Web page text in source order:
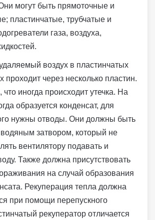
могут быть прямоточные и
пластинчатые, трубчатые и
газа, воздуха,
воздух в пластинчатых
проходит через несколько пластин.
что иногда происходит утечка. На
образуется конденсат, для
нужны отводы. Они должны быть
затвором, который не
вентилятору подавать и
Также должна присутствовать
на случай образования
Рекуперация тепла должна
при помощи перепускного
рекуператор отличается